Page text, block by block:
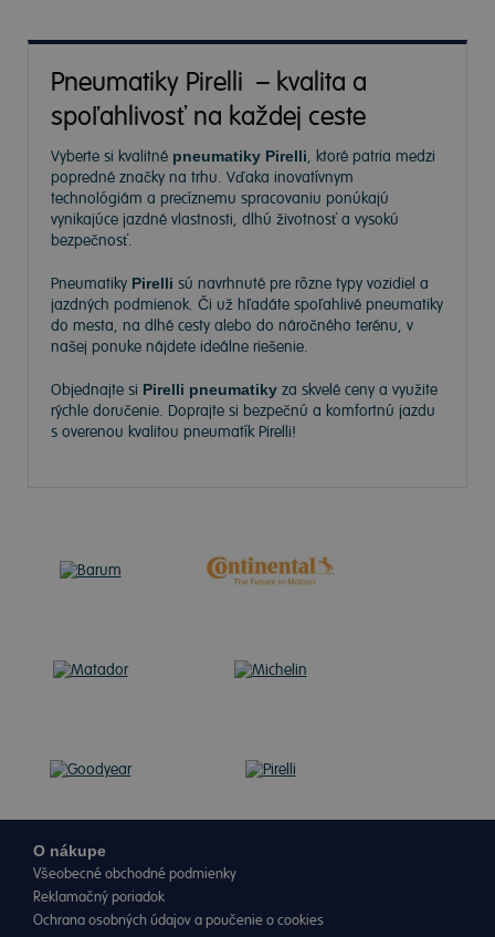
Pneumatiky Pirelli – kvalita a
spoľahlivosť na každej ceste
Vyberte si kvalitné pneumatiky Pirelli, ktoré patria medzi
popredné značky na trhu. Vďaka inovatívnym
technológiám a precíznemu spracovaniu ponúkajú
vynikajúce jazdné vlastnosti, dlhú životnosť a vysokú
bezpečnosť.
Pneumatiky Pirelli sú navrhnuté pre rôzne typy vozidiel a
jazdných podmienok. Či už hľadáte spoľahlivé pneumatiky
do mesta, na dlhé cesty alebo do náročného terénu, v
našej ponuke nájdete ideálne riešenie.
Objednajte si Pirelli pneumatiky za skvelé ceny a využite
rýchle doručenie. Doprajte si bezpečnú a komfortnú jazdu
s overenou kvalitou pneumatík Pirelli!
O nákupe
Všeobecné obchodné podmienky
Reklamačný poriadok
Ochrana osobných údajov a poučenie o cookies